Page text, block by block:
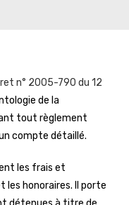
n° 2005-790 du 12
de la
tout règlement
compte détaillé.
les frais et
les honoraires. Il porte